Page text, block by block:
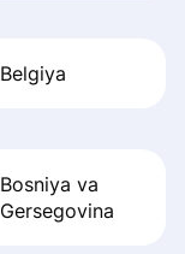
Belgiya
Bosniya va
Gersegovina